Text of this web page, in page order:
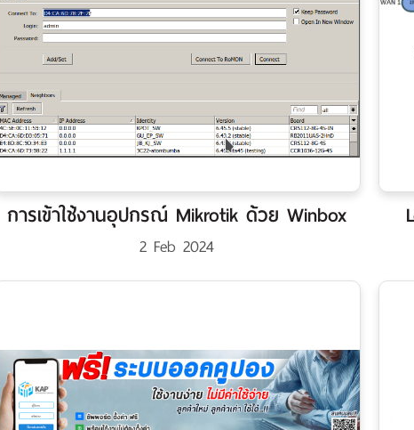
การเข้าใช้งานอุปกรณ์ Mikrotik ด้วย Winbox
2 Feb 2024